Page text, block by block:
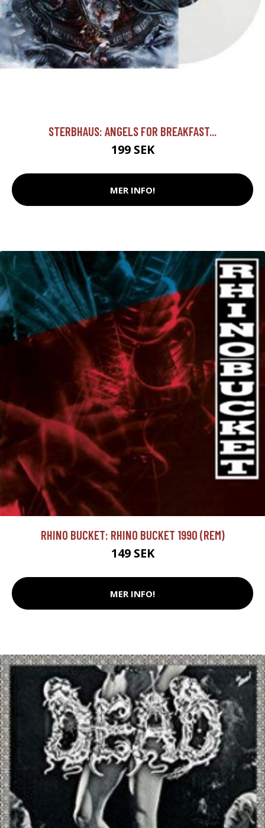
STERBHAUS: ANGELS FOR BREAKFAST...
199 SEK
MER INFO!
RHINO BUCKET: RHINO BUCKET 1990 (REM)
149 SEK
MER INFO!